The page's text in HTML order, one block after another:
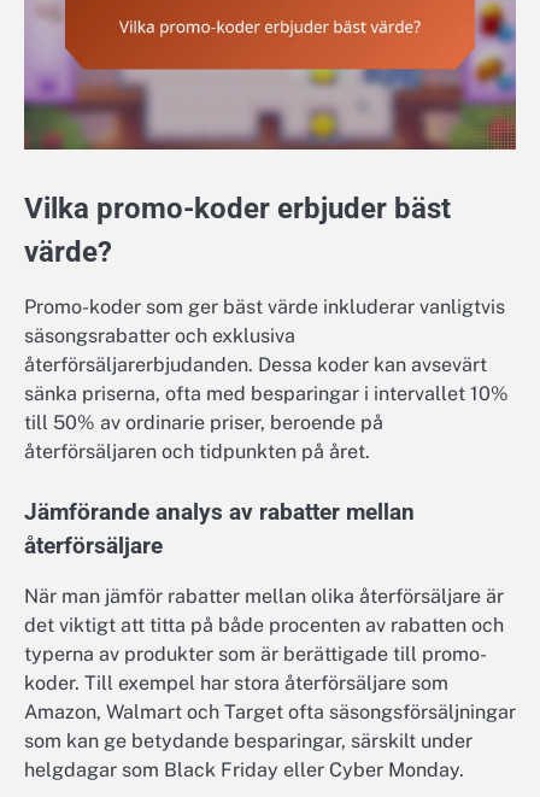
Vilka promo-koder erbjuder bäst
värde?
Promo-koder som ger bäst värde inkluderar vanligtvis
säsongsrabatter och exklusiva
återförsäljarerbjudanden. Dessa koder kan avsevärt
sänka priserna, ofta med besparingar i intervallet 10%
till 50% av ordinarie priser, beroende på
återförsäljaren och tidpunkten på året.
Jämförande analys av rabatter mellan
återförsäljare
När man jämför rabatter mellan olika återförsäljare är
det viktigt att titta på både procenten av rabatten och
typerna av produkter som är berättigade till promo-
koder. Till exempel har stora återförsäljare som
Amazon, Walmart och Target ofta säsongsförsäljningar
som kan ge betydande besparingar, särskilt under
helgdagar som Black Friday eller Cyber Monday.